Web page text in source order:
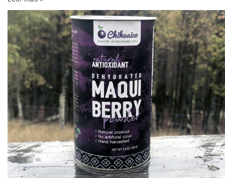
CeTA,
innovación
para
fortalecer
a
la
industria
alimentaria